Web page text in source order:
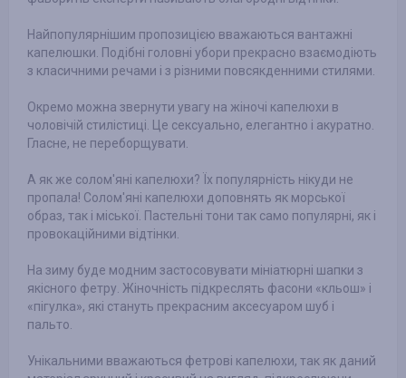
Найпопулярнішим пропозицією вважаються вантажні
капелюшки. Подібні головні убори прекрасно взаємодіють
з класичними речами і з різними повсякденними стилями.
Окремо можна звернути увагу на жіночі капелюхи в
чоловічій стилістиці. Це сексуально, елегантно і акуратно.
Гласне, не переборщувати.
А як же солом'яні капелюхи? Їх популярність нікуди не
пропала! Солом'яні капелюхи доповнять як морської
образ, так і міської. Пастельні тони так само популярні, як і
провокаційними відтінки.
На зиму буде модним застосовувати мініатюрні шапки з
якісного фетру. Жіночність підкреслять фасони «кльош» і
«пігулка», які стануть прекрасним аксесуаром шуб і
пальто.
Унікальними вважаються фетрові капелюхи, так як даний